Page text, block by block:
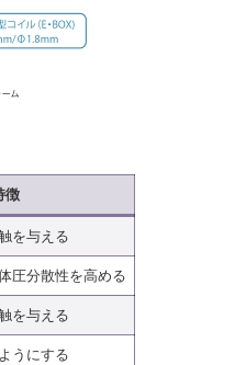
徴
を与える
圧分散性を高める
を与える
うにする